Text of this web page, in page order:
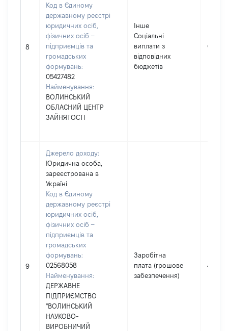
8
Код в Єдиному
державному реєстрі
юридичних осіб,
фізичних осіб –
підприємців та
громадських
формувань:
05427482
Найменування:
ВОЛИНСЬКИЙ
ОБЛАСНИЙ ЦЕНТР
ЗАЙНЯТОСТІ
Інше
Соціальні
виплати з
відповідних
бюджетів
6848
9
Джерело доходу:
Юридична особа,
зареєстрована в
Україні
Код в Єдиному
державному реєстрі
юридичних осіб,
фізичних осіб –
підприємців та
громадських
формувань:
02568058
Найменування:
ДЕРЖАВНЕ
ПІДПРИЄМСТВО
"ВОЛИНСЬКИЙ
НАУКОВО-
ВИРОБНИЧИЙ
Заробітна
плата (грошове
забезпечення)
40417